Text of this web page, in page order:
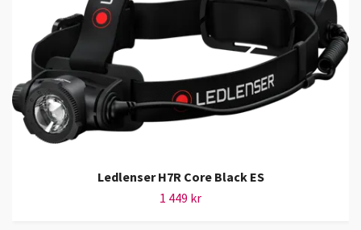
Ledlenser H7R Core Black ES
1 449 kr